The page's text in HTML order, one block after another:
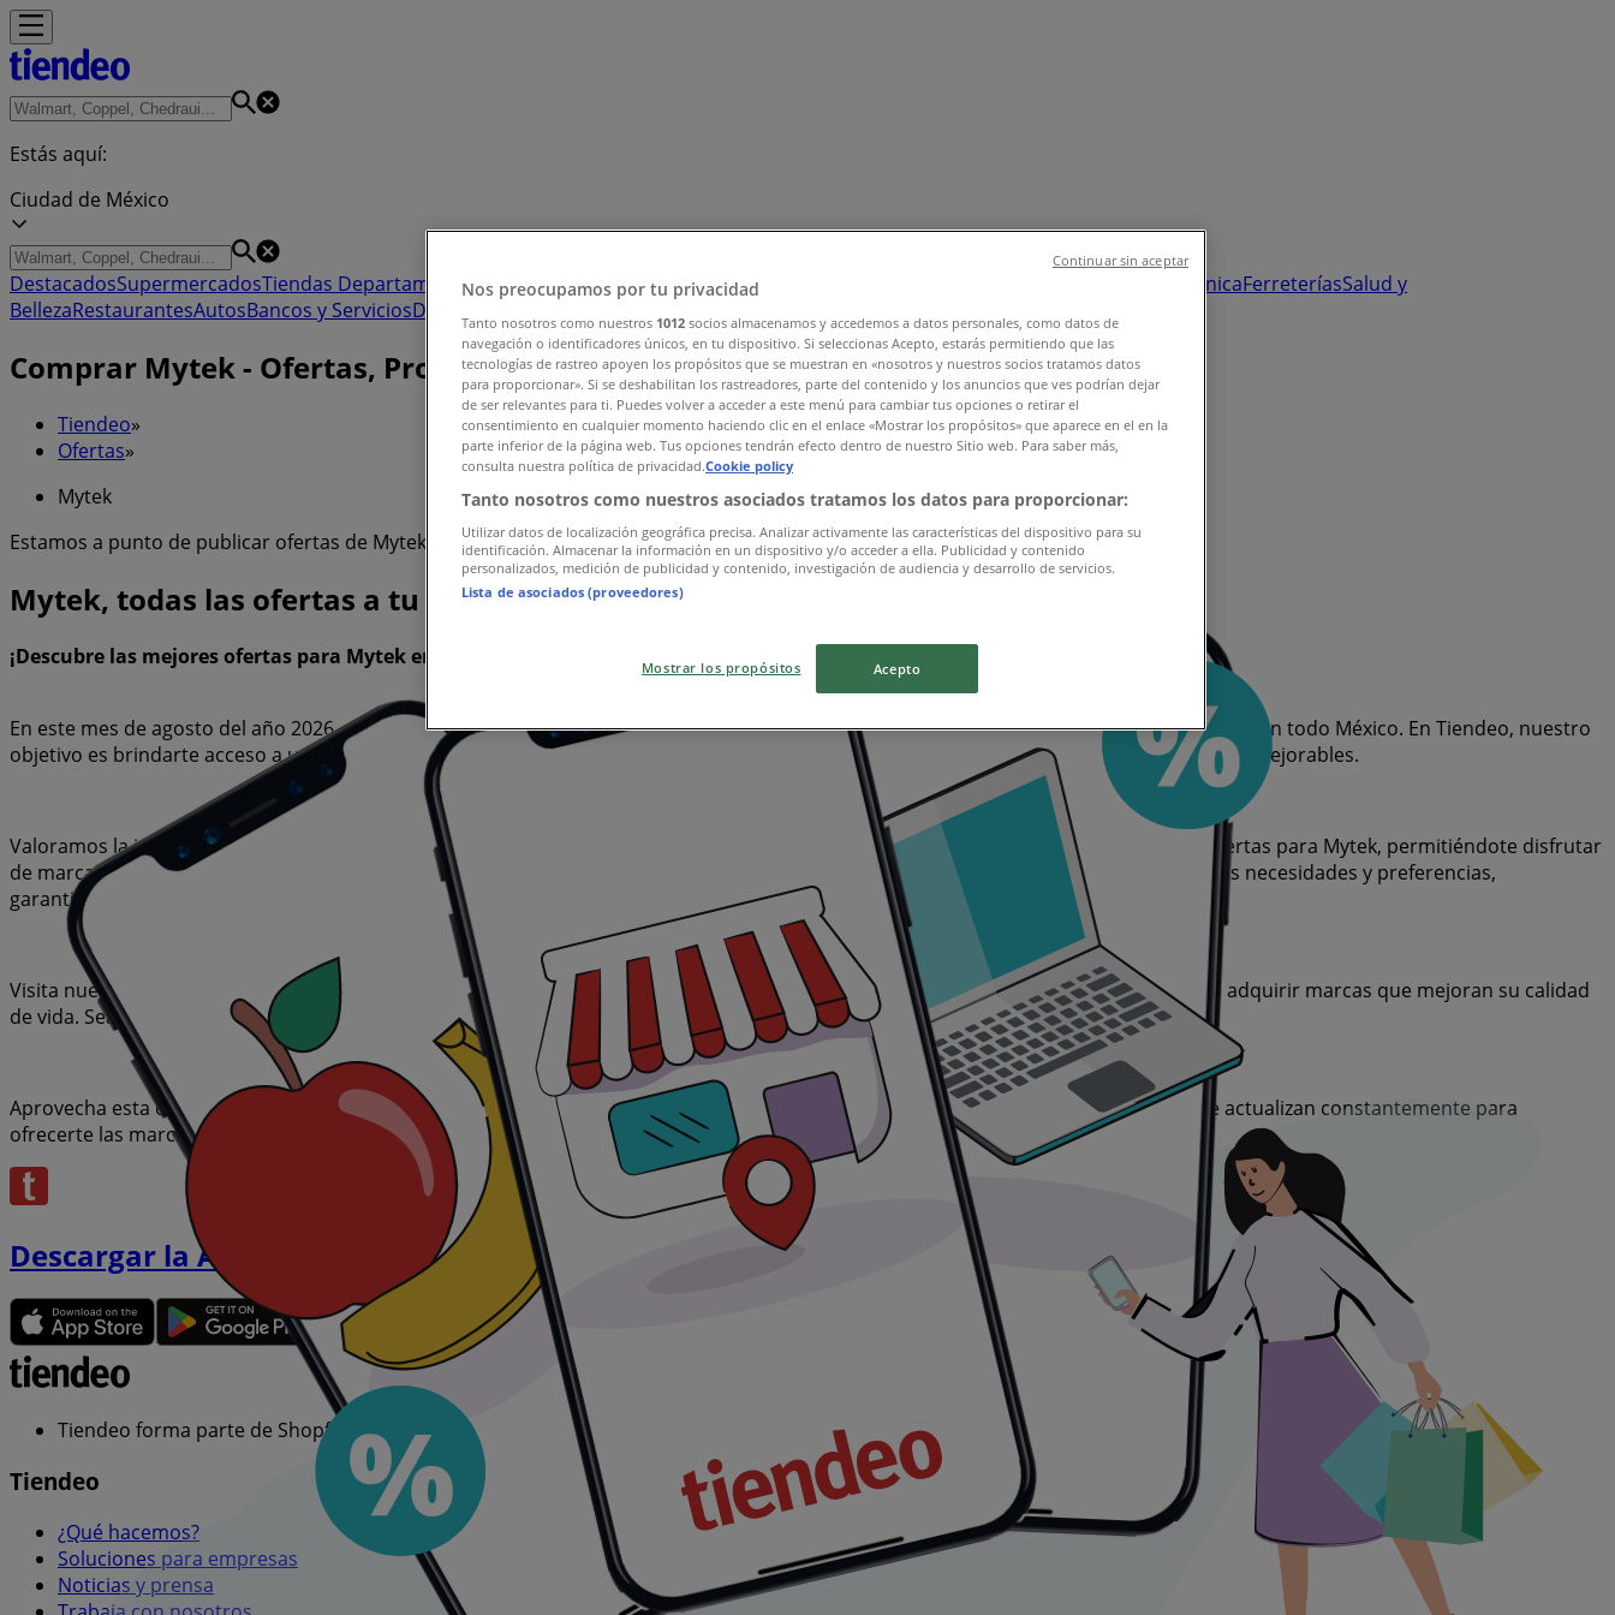
Estás aquí:
Ciudad de México
DestacadosSupermercadosTiendas Departamentales Ropa, Zapatos y AccesoriosEl Regreso A Clases ElectrónicaFerreteríasSalud y
BellezaRestaurantesAutosBancos y ServiciosDeporte
Comprar Mytek - Ofertas, Promociones y Descuentos (0)
Tiendeo»
Ofertas»
Mytek
Estamos a punto de publicar ofertas de Mytek
Mytek, todas las ofertas a tu alcance
¡Descubre las mejores ofertas para Mytek en agosto 2026!
En este mes de agosto del año 2026, estamos emocionados de ofrecerte las ofertas más atractivas y competitivas para Mytek disponibles en todo México. En Tiendeo, nuestro
objetivo es brindarte acceso a una amplia gama de ofertas, asegurándonos de que encuentres exactamente lo que necesitas a precios inmejorables.
Valoramos la importancia de sacar el máximo provecho de tus compras. Por ello, hemos seleccionado con esmero una variedad de ofertas para Mytek, permitiéndote disfrutar
de marcas de alta calidad sin afectar tu presupuesto. Nuestra selección abarca una gran variedad de opciones para satisfacer todas tus necesidades y preferencias,
garantizando que cada compra sea una oportunidad de ahorro.
Visita nuestro sitio web y descubre por qué somos la elección favorita de miles de usuarios que buscan no solo ahorrar, sino también adquirir marcas que mejoran su calidad
de vida. Sea lo que sea que busques, tenemos las mejores ofertas y promociones esperándote.
Aprovecha esta oportunidad única de adquirir Mytek a precios insuperables. Recuerda, nuestras ofertas son por tiempo limitado y se actualizan constantemente para
ofrecerte las marcas más destacadas del mercado. ¡No pierdas la oportunidad de conseguir Mytek que tanto deseas al mejor precio!
Descargar la APP
Tiendeo forma parte de Shopfully, la empresa tecnológica que está reinventando las compras locales en todo el mundo.
Tiendeo
¿Qué hacemos?
Soluciones para empresas
Noticias y prensa
Nos preocupamos por tu privacidad
Tanto nosotros como nuestros 1012 socios almacenamos y accedemos a datos personales, como datos de
navegación o identificadores únicos, en tu dispositivo. Si seleccionas Acepto, estarás permitiendo que las
tecnologías de rastreo apoyen los propósitos que se muestran en «nosotros y nuestros socios tratamos datos
para proporcionar». Si se deshabilitan los rastreadores, parte del contenido y los anuncios que ves podrían dejar
de ser relevantes para ti. Puedes volver a acceder a este menú para cambiar tus opciones o retirar el
consentimiento en cualquier momento haciendo clic en el enlace «Mostrar los propósitos» que aparece en el en la
parte inferior de la página web. Tus opciones tendrán efecto dentro de nuestro Sitio web. Para saber más,
consulta nuestra política de privacidad.Cookie policy
Tanto nosotros como nuestros asociados tratamos los datos para proporcionar:
Utilizar datos de localización geográfica precisa. Analizar activamente las características del dispositivo para su
identificación. Almacenar la información en un dispositivo y/o acceder a ella. Publicidad y contenido
personalizados, medición de publicidad y contenido, investigación de audiencia y desarrollo de servicios.
Lista de asociados (proveedores)
Mostrar los propósitos Acepto
Continuar sin aceptar